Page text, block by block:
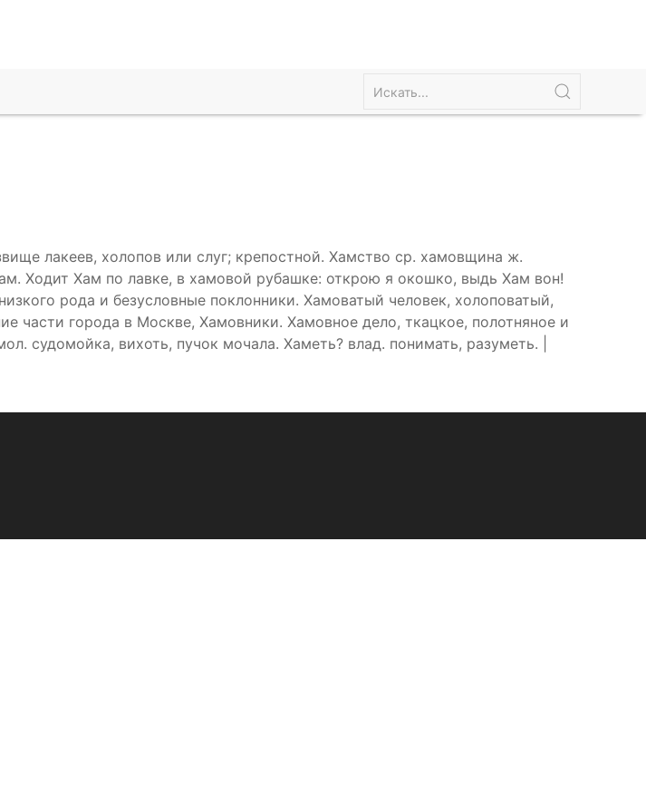
лакеев, холопов или слуг; крепостной. Хамство ср. хамовщина ж.
Ходит Хам по лавке, в хамовой рубашке: открою я окошко, выдь Хам вон!
рода и безусловные поклонники. Хамоватый человек, холоповатый,
части города в Москве, Хамовники. Хамовное дело, ткацкое, полотняное и
судомойка, вихоть, пучок мочала. Хаметь? влад. понимать, разуметь. |